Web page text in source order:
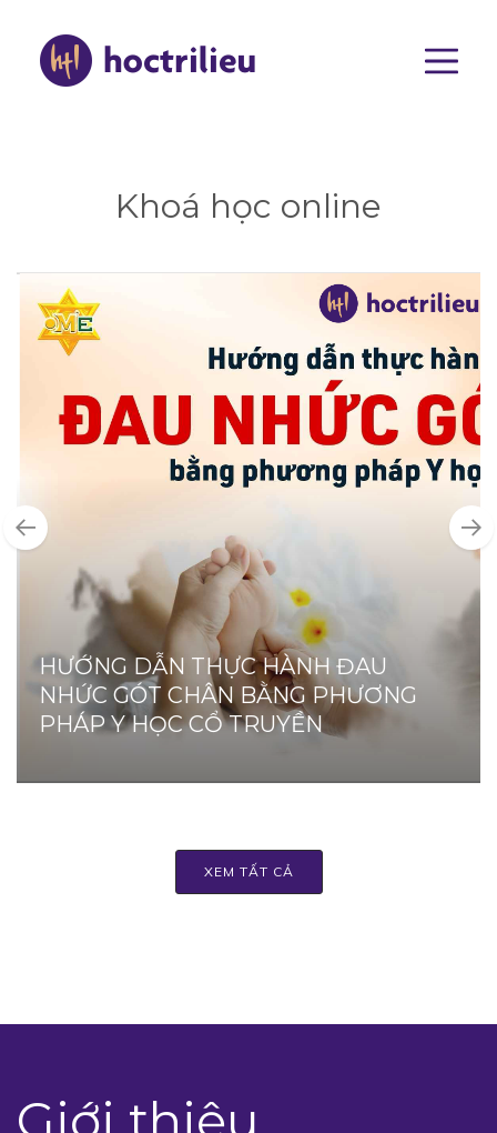
Khoá học online
HƯỚNG DẪN THỰC HÀNH ĐAU
NHỨC GÓT CHÂN BẰNG PHƯƠNG
PHÁP Y HỌC CỔ TRUYỀN
XEM TẤT CẢ
Giới thiệu